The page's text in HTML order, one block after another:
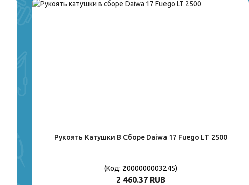
Рукоять Катушки В Сборе Daiwa 17 Fuego LT 2500
(Код: 2000000003245)
2 460.37 RUB